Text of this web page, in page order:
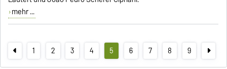
mehr ...
1 2 3 4 5 6 7 8 9